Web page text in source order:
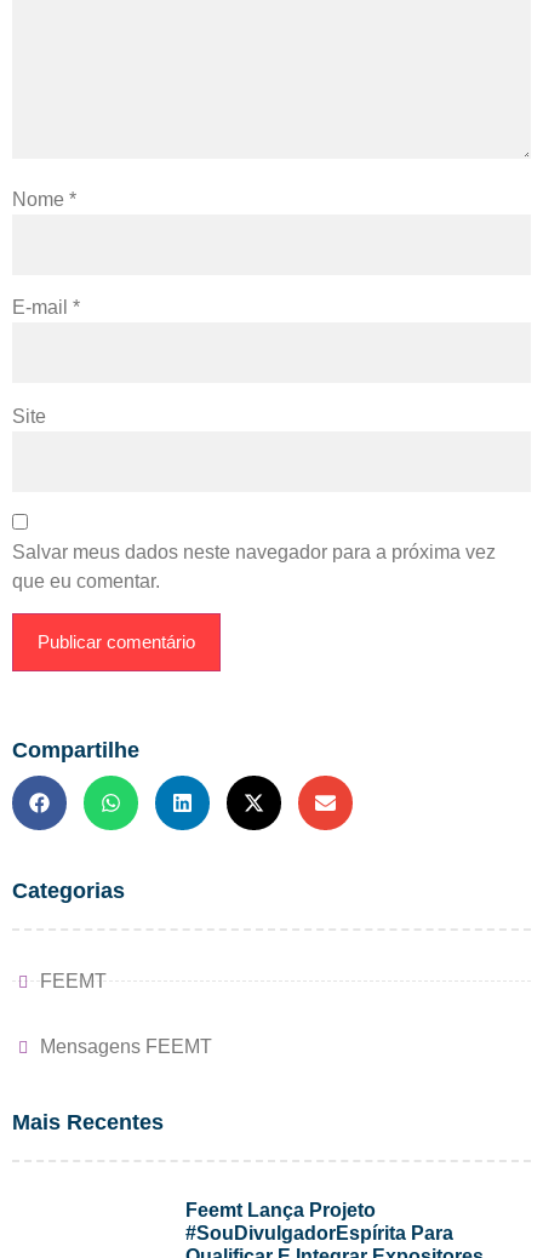
Compartilhe
Categorias
FEEMT
Mensagens FEEMT
Mais Recentes
Feemt Lança Projeto
#SouDivulgadorEspírita Para
Nome *
E-mail *
Site
Salvar meus dados neste navegador para a próxima vez
que eu comentar.